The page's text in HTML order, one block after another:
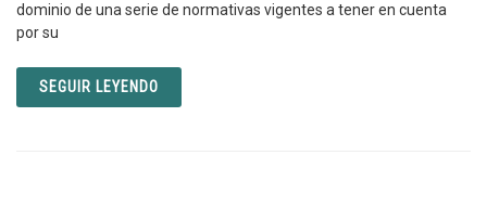
dominio de una serie de normativas vigentes a tener en cuenta
por su
SEGUIR LEYENDO